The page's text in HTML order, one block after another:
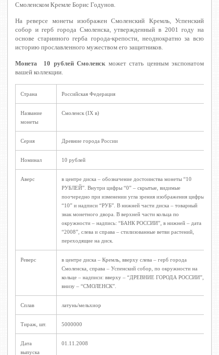
Смоленском Кремле Борис Годунов.
На реверсе монеты изображен Смоленский Кремль, Успенский
собор и герб города Смоленска, утвержденный в 2001 году на
основе старинного герба города-крепости, неоднократно за всю
историю прославленного мужеством его защитников.
Монета 10 рублей Смоленскможет стать ценным экспонатом
вашей коллекции.
Страна Российская Федерация
Название
монеты
Смоленск (IX в)
Серия Древние города России
Номинал 10 рублей
Аверс
в центре диска – обозначение достоинства монеты “10
РУБЛЕЙ”. Внутри цифры “0” – скрытые, видимые
поочередно при изменении угла зрения изображения цифры
“10” и надписи “РУБ”. В нижней части диска – товарный
знак монетного двора. В верхней части кольца по
окружности – надпись: “БАНК РОССИИ”, в нижней – дата
“2008”, слева и справа – стилизованные ветви растений,
переходящие на диск.
Реверс
в центре диска – Кремль, вверху слева – герб города
Смоленска, справа – Успенский собор, по окружности на
кольце – надписи: вверху – “ДРЕВНИЕ ГОРОДА РОССИИ”,
внизу – “СМОЛЕНСК”.
Сплав латунь/мельхиор
Тираж, шт. 5000000
Дата
выпуска
01.11.2008